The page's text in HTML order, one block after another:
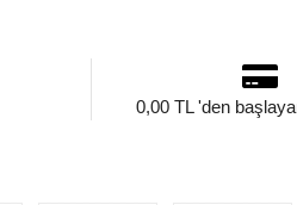
0,00 TL 'den